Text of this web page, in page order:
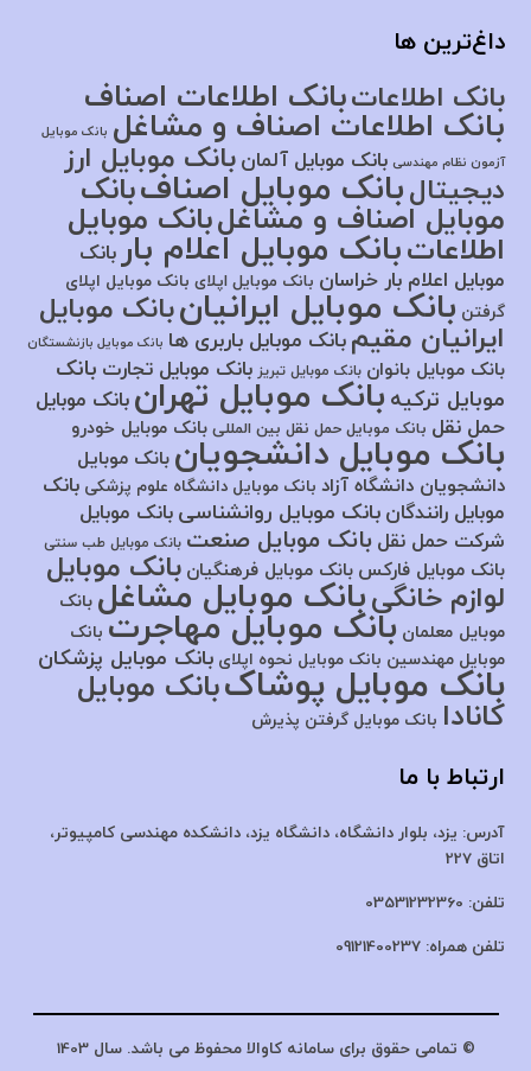
داغ‌ترین ها
بانک اطلاعاتبانک اطلاعات اصناف
بانک اطلاعات اصناف و مشاغل بانک موبایل
آزمون نظام مهندسی بانک موبایل آلمان بانک موبایل ارز
دیجیتالبانک موبایل اصنافبانک
موبایل اصناف و مشاغلبانک موبایل
اطلاعاتبانک موبایل اعلام باربانک
موبایل اعلام بار خراسان بانک موبایل اپلای بانک موبایل اپلای
گرفتن بانک موبایل ایرانیانبانک موبایل
ایرانیان مقیم بانک موبایل باربری ها بانک موبایل بازنشستگان
بانک موبایل بانوان بانک موبایل تبریز بانک موبایل تجارت بانک
موبایل ترکیه بانک موبایل تهران بانک موبایل
حمل نقل بانک موبایل حمل نقل بین المللی بانک موبایل خودرو
بانک موبایل دانشجویان بانک موبایل
دانشجویان دانشگاه آزاد بانک موبایل دانشگاه علوم پزشکی بانک
موبایل رانندگان بانک موبایل روانشناسی بانک موبایل
شرکت حمل نقل بانک موبایل صنعت بانک موبایل طب سنتی
بانک موبایل فارکس بانک موبایل فرهنگیان بانک موبایل
لوازم خانگیبانک موبایل مشاغلبانک
موبایل معلمان بانک موبایل مهاجرت بانک
موبایل مهندسین بانک موبایل نحوه اپلای بانک موبایل پزشکان
بانک موبایل پوشاکبانک موبایل
کانادا بانک موبایل گرفتن پذیرش
ارتباط با ما
آدرس: یزد، بلوار دانشگاه، دانشگاه یزد،دانشکده مهندسی کامپیوتر،
اتاق 227
تلفن: 03531232360
تلفن همراه: 09121400237
© تمامی حقوق برای سامانه کاوالا محفوظ می باشد. سال 1403